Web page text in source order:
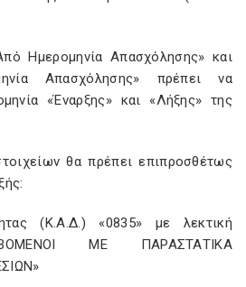
Ημερομηνία Απασχόλησης» και
Απασχόλησης» πρέπει να
«Έναρξης» και «Λήξης» της
θα πρέπει επιπροσθέτως
(Κ.Α.Δ.) «0835» με λεκτική
ΜΕ ΠΑΡΑΣΤΑΤΙΚΑ